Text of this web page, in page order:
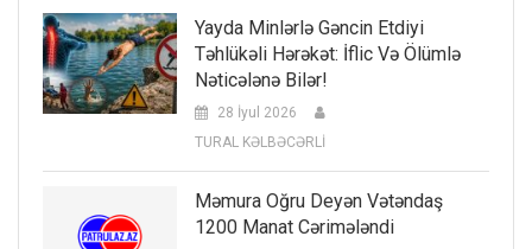
Yayda Minlərlə Gəncin Etdiyi
Təhlükəli Hərəkət: İflic Və Ölümlə
Nəticələnə Bilər!
28 İyul 2026
TURAL KƏLBƏCƏRLİ
Məmura Oğru Deyən Vətəndaş
1200 Manat Cərimələndi